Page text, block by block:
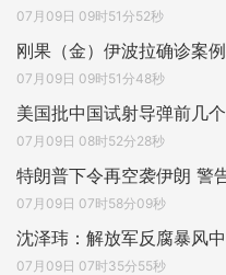
07月09日 09时51分52秒
刚果（金）伊波拉确诊案
07月09日 09时51分48秒
美国批中国试射导弹前几
07月09日 08时52分28秒
特朗普下令再空袭伊朗 警
07月09日 07时58分09秒
沈泽玮：解放军反腐暴风
07月09日 07时35分55秒